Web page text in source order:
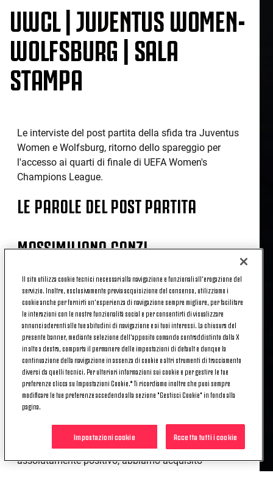
UWCL | JUVENTUS WOMEN-
WOLFSBURG | SALA
STAMPA
Le interviste del post partita della sfida tra Juventus
Women e Wolfsburg, ritorno dello spareggio per
l'accesso ai quarti di finale di UEFA Women's
Champions League.
LE PAROLE DEL POST PARTITA
MASSIMILIANO CANZI
«Se avessimo giocato chissà quanto ancora, la
palla comunque non sarebbe entrata nella loro
porta: spiace perché a leggere dei due gol subiti
porta a farsi un’idea ben diversa rispetto a quella
che è stata la gara. Il calcio purtroppo è anche
questo: sono fiero delle ragazze, hanno dato tutto e
non potevo chiedere di più. Sono contento anche
delle scelte fatte, sapevamo che era una partita che
poteva durare anche 120 minuti, quindi era
nel corso del match. Il nostro percorso in Europa è
assolutamente positivo, abbiamo acquisito
Il sito utilizza cookie tecnici necessari alla navigazione e funzionali all’erogazione del
servizio. Inoltre, esclusivamente previa acquisizione del consenso, utilizziamo i
cookie anche per fornirti un’esperienza di navigazione sempre migliore, per facilitare
le interazioni con le nostre funzionalità social e per consentirti di visualizzare
annunci aderenti alle tue abitudini di navigazione e ai tuoi interessi. La chiusura del
presente banner, mediante selezione dell’apposito comando contraddistinto dalla X
in alto a destra, comporta il permanere delle impostazioni di default e dunque la
continuazione della navigazione in assenza di cookie o altri strumenti di tracciamento
diversi da quelli tecnici. Per ulteriori informazioni sui cookie e per gestire le tue
preferenze clicca su Impostazioni Cookie.* Ti ricordiamo inoltre che puoi sempre
modificare le tue preferenze accedendo alla sezione "Gestisci Cookie" in fondo alla
pagina.
Accetta tutti i cookie
Impostazioni cookie